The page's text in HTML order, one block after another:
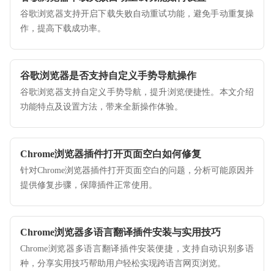
谷歌浏览器支持开启下载失败自动重试功能，避免手动重复操
作，提高下载成功率。
谷歌浏览器是否支持自定义手势导航操作
谷歌浏览器支持自定义手势导航，提升浏览便捷性。本文介绍
功能特点及设置方法，带来全新操作体验。
Chrome浏览器插件打开页面空白如何修复
针对Chrome浏览器插件打开页面空白的问题，分析可能原因并
提供修复步骤，保障插件正常使用。
Chrome浏览器多语言翻译插件安装与实用技巧
Chrome浏览器多语言翻译插件安装便捷，支持自动识别多语
种，分享实用技巧帮助用户轻松实现跨语言网页浏览。